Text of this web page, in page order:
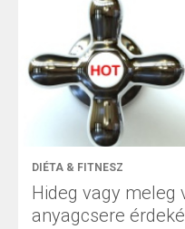
DIÉTA & FITNESZ
Hideg vagy meleg
anyagcsere